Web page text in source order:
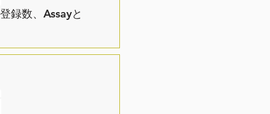
録数、Assayと